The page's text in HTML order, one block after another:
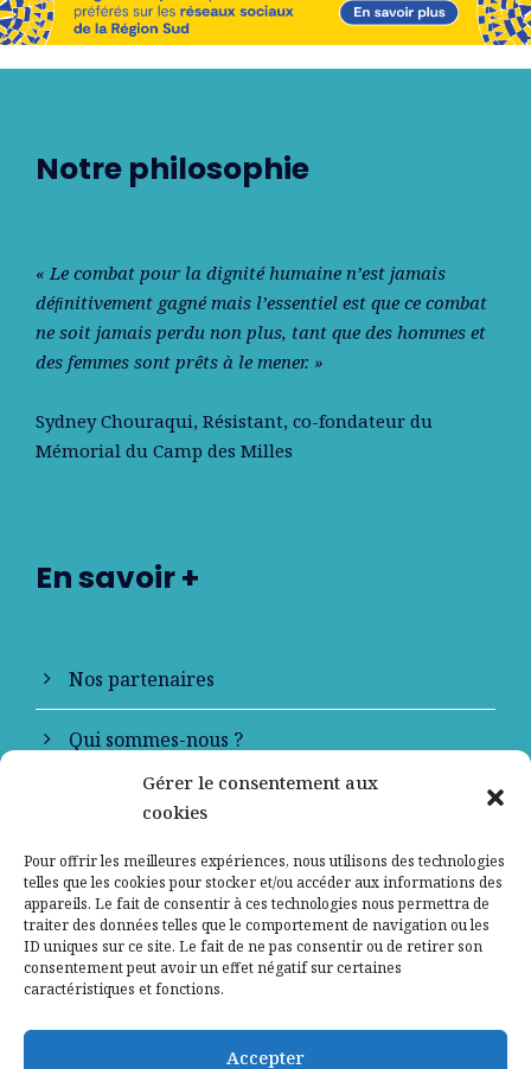
Gérer le consentement aux
cookies
Pour offrir les meilleures expériences, nous utilisons des technologies
telles que les cookies pour stocker et/ou accéder aux informations des
appareils. Le fait de consentir à ces technologies nous permettra de
traiter des données telles que le comportement de navigation ou les
ID uniques sur ce site. Le fait de ne pas consentir ou de retirer son
consentement peut avoir un effet négatif sur certaines
caractéristiques et fonctions.
Accepter
Notre philosophie
« Le combat pour la dignité humaine n’est jamais
déﬁnitivement gagné mais l’essentiel est que ce combat
ne soit jamais perdu non plus, tant que des hommes et
des femmes sont prêts à le mener. »
Sydney Chouraqui, Résistant, co-fondateur du
Mémorial du Camp des Milles
En savoir +
Nos partenaires
Qui sommes-nous ?
Contactez-nous
Mentions légales
Politique de confidentialité